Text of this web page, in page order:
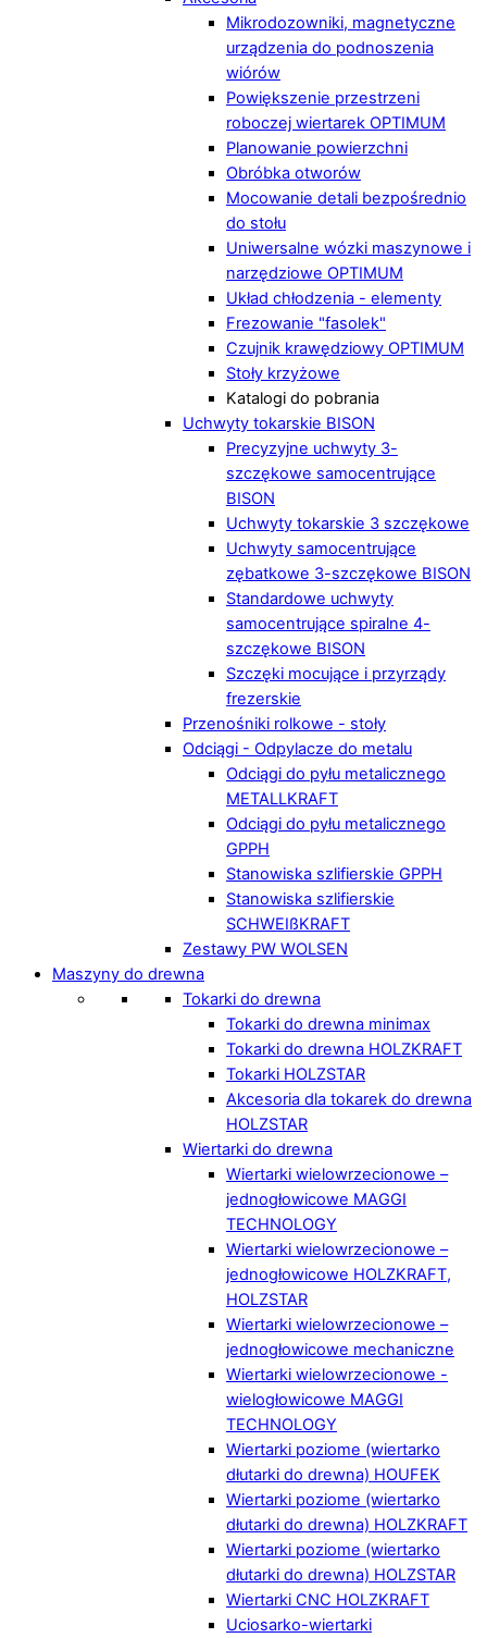
Mikrodozowniki, magnetyczne
urządzenia do podnoszenia
wiórów
Powiększenie przestrzeni
roboczej wiertarek OPTIMUM
Planowanie powierzchni
Obróbka otworów
Mocowanie detali bezpośrednio
do stołu
Uniwersalne wózki maszynowe i
narzędziowe OPTIMUM
Układ chłodzenia - elementy
Frezowanie "fasolek"
Czujnik krawędziowy OPTIMUM
Stoły krzyżowe
Katalogi do pobrania
Uchwyty tokarskie BISON
Precyzyjne uchwyty 3-
szczękowe samocentrujące
BISON
Uchwyty tokarskie 3 szczękowe
Uchwyty samocentrujące
zębatkowe 3-szczękowe BISON
Standardowe uchwyty
samocentrujące spiralne 4-
szczękowe BISON
Szczęki mocujące i przyrządy
frezerskie
Przenośniki rolkowe - stoły
Odciągi - Odpylacze do metalu
Odciągi do pyłu metalicznego
METALLKRAFT
Odciągi do pyłu metalicznego
GPPH
Stanowiska szlifierskie GPPH
Stanowiska szlifierskie
SCHWEIßKRAFT
Zestawy PW WOLSEN
Maszyny do drewna
Tokarki do drewna
Tokarki do drewna minimax
Tokarki do drewna HOLZKRAFT
Tokarki HOLZSTAR
Akcesoria dla tokarek do drewna
HOLZSTAR
Wiertarki do drewna
Wiertarki wielowrzecionowe –
jednogłowicowe MAGGI
TECHNOLOGY
Wiertarki wielowrzecionowe –
jednogłowicowe HOLZKRAFT,
HOLZSTAR
Wiertarki wielowrzecionowe –
jednogłowicowe mechaniczne
Wiertarki wielowrzecionowe -
wielogłowicowe MAGGI
TECHNOLOGY
Wiertarki poziome (wiertarko
dłutarki do drewna) HOUFEK
Wiertarki poziome (wiertarko
dłutarki do drewna) HOLZKRAFT
Wiertarki poziome (wiertarko
dłutarki do drewna) HOLZSTAR
Wiertarki CNC HOLZKRAFT
Uciosarko-wiertarki